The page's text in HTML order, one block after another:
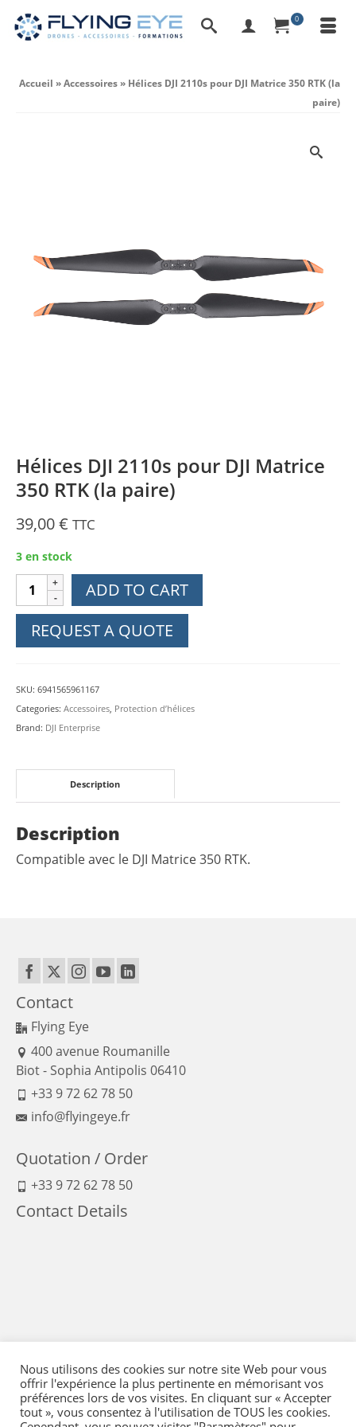
0
Accueil »Accessoires» Hélices DJI 2110s pour DJI Matrice 350 RTK (la
paire)
Hélices DJI 2110s pour DJI Matrice
350 RTK (la paire)
39,00€ TTC
3 en stock
Hélices
DJI
2110s
pour
350
RTK
(la
quantity
ADD TO CART
REQUEST A QUOTE
SKU: 6941565961167
Categories: Accessoires, Protection d’hélices
Brand: DJI Enterprise
Description
Description
Compatible avec le DJI Matrice 350 RTK.
Contact
Flying Eye
400 avenue Roumanille
Biot - Sophia Antipolis 06410
+33 9 72 62 78 50
info@flyingeye.fr
Quotation / Order
+33 9 72 62 78 50
Contact Details
Nous utilisons des cookies sur notre site Web pour vous
offrir l'expérience la plus pertinente en mémorisant vos
préférences lors de vos visites. En cliquant sur « Accepter
tout », vous consentez à l'utilisation de TOUS les cookies.